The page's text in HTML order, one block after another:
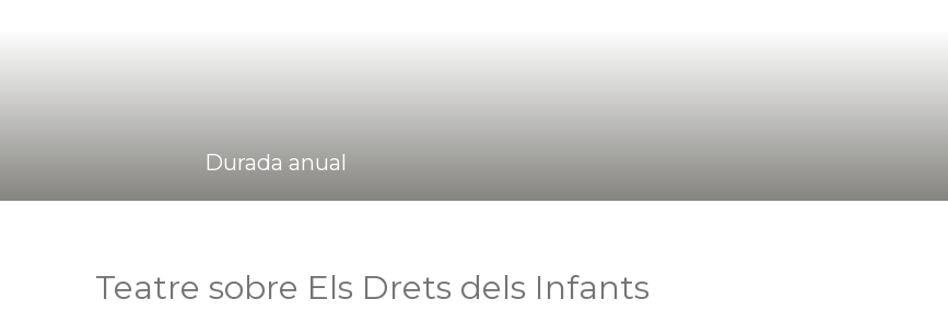
Durada anual
Teatre sobre Els Drets dels Infants